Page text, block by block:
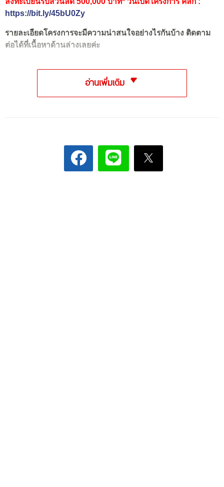
https://bit.ly/45bU0Zy
รายละเอียดโครงการจะมีความน่าสนใจอย่างไรกันบ้าง ติดตาม
ต่อได้ที่เนื้อหาด้านล่างเลยค่ะ
อ่านเพิ่มเติม